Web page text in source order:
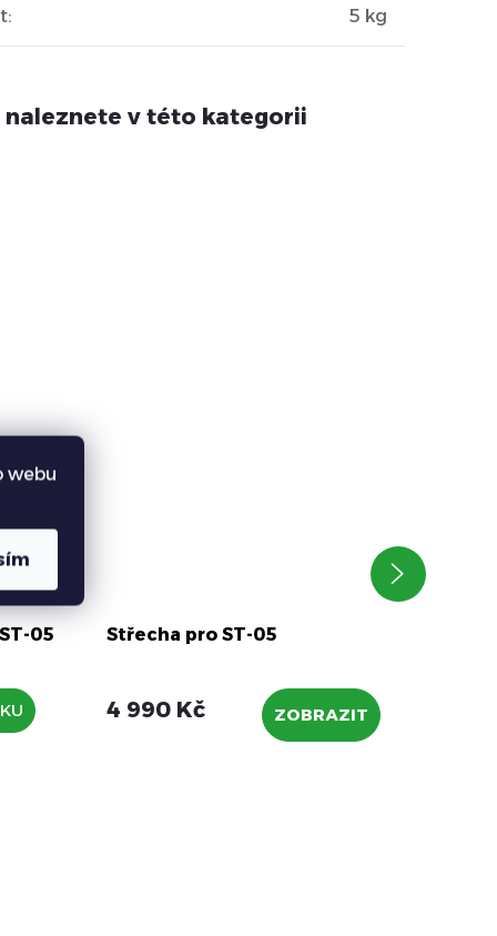
webu
: 5 kg
naleznete v této kategorii
05 Střecha pro ST-05
4 990 Kč ZOBRAZIT